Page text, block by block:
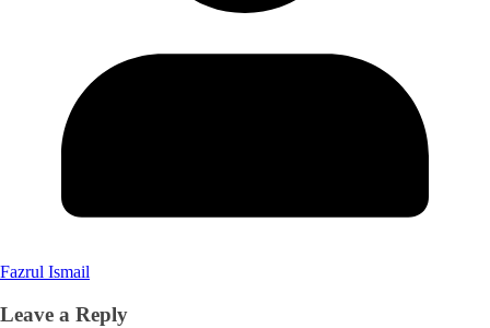
Fazrul Ismail
Leave a Reply